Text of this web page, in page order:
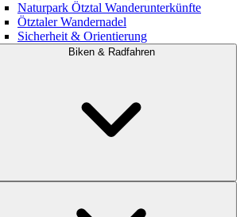
Naturpark Ötztal Wanderunterkünfte
Ötztaler Wandernadel
Sicherheit & Orientierung
Biken & Radfahren